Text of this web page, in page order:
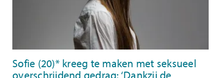
Sofie (20)* kreeg te maken met seksueel
overschrijdend gedrag: ‘Dankzij de